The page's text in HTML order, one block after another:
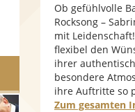
Ob gefühlvolle
Rocksong –
mit
flexibel den
ihrer
besondere
ihre Auftritte so
Zum gesamten